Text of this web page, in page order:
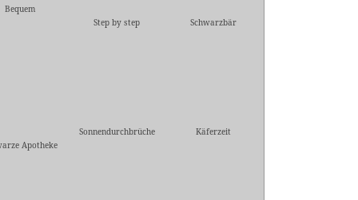
Bequem
Step by step
Schwarzbär
Apotheke
Sonnendurchbrüche Käferzeit